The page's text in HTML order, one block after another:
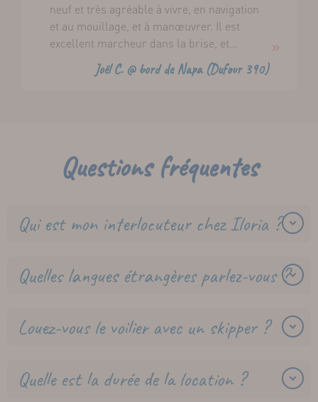
neuf et très agréable à vivre, en navigation
et au mouillage, et à manœuvrer. Il est
excellent marcheur dans la brise, et
remonte très bien au vent : à 30° avec 18
Joël C. @ bord de Napa (Dufour 390)
Questions fréquentes
Qui est mon interlocuteur chez Iloria ?
Quelles langues étrangères parlez-vous ?
Louez-vous le voilier avec un skipper ?
Quelle est la durée de la location ?